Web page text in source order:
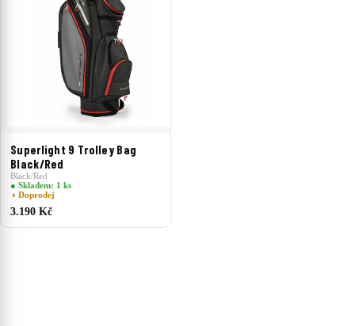
Superlight 9 Trolley Bag
Black/Red
Black/Red
● Skladem: 1 ks
◑ Doprodej
3.190 Kč